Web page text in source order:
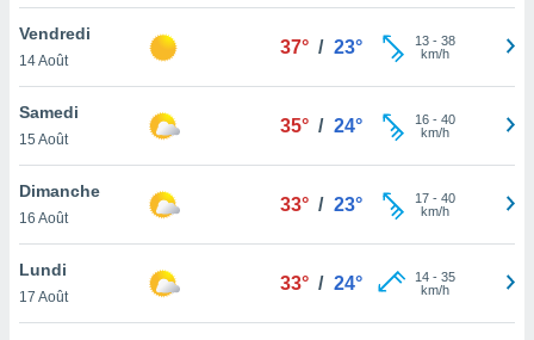
votre
à
en
le
Vendredi
14 Août
37° / 23° 13- 38
km/h
Samedi
15 Août
35° / 24° 16- 40
km/h
Dimanche
16 Août
33° / 23° 17- 40
km/h
Lundi
17 Août
33° / 24° 14- 35
km/h